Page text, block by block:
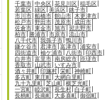
千葉市 中央区 花見川区 稲毛区
若葉区 緑区 美浜区 銚子市
市川市 船橋市 館山市 木更津市
松戸市 野田市 茂原市 成田市
佐倉市 東金市 旭市 習志野市
柏市 勝浦市 市原市 流山市
八千代市 我孫子市 鴨川市
鎌ケ谷市 君津市 富津市 浦安市
四街道市 袖ケ浦市 八街市 印西市
白井市 富里市 南房総市 匝瑳市
香取市 山武市 いすみ市
酒々井町 印旛村 栄町 神崎町
多古町 東庄町 大網白里町
九十九里町 芝山町 横芝光町
一宮町 睦沢町 長生村 白子町
長柄町 長南町 大多喜町 御宿町